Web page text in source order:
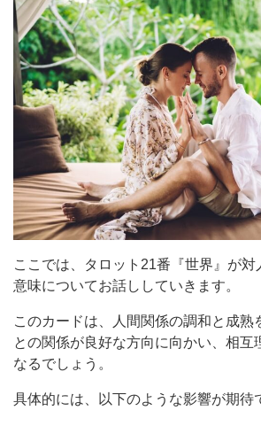
ここでは、タロット21番『世界』が対
意味についてお話ししていきます。
このカードは、人間関係の調和と成熟
との関係が良好な方向に向かい、相互
なるでしょう。
具体的には、以下のような影響が期待